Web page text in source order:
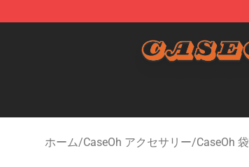
ホーム/CaseOh アクセサリー/CaseOh 袋